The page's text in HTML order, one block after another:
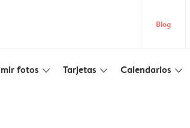
Blog
fotos slim_arrow_down Tarjetas slim_arrow_down Calendarios slim_arrow_down